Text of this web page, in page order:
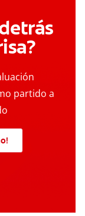
partido a